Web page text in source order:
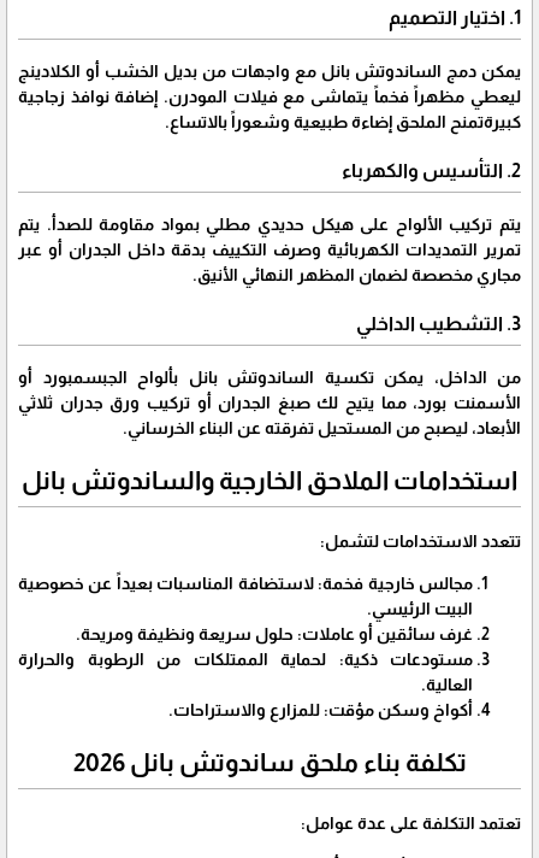
​1. اختيار التصميم
​يمكن دمج الساندوتش بانل مع واجهات من بديل الخشب أو الكلادينج
ليعطي مظهراً فخماً يتماشى مع فيلات المودرن. إضافة نوافذ زجاجية
كبيرةتمنح الملحق إضاءة طبيعية وشعوراً بالاتساع.
​2. التأسيس والكهرباء
​يتم تركيب الألواح على هيكل حديدي مطلي بمواد مقاومة للصدأ. يتم
تمرير التمديدات الكهربائية وصرف التكييف بدقة داخل الجدران أو عبر
مجاري مخصصة لضمان المظهر النهائي الأنيق.
​3. التشطيب الداخلي
​من الداخل، يمكن تكسية الساندوتش بانل بألواح الجبسمبورد أو
الأسمنت بورد، مما يتيح لك صبغ الجدران أو تركيب ورق جدران ثلاثي
الأبعاد، ليصبح من المستحيل تفرقته عن البناء الخرساني.
​استخدامات الملاحق الخارجية والساندوتش بانل
​تتعدد الاستخدامات لتشمل:
​مجالس خارجية فخمة: لاستضافة المناسبات بعيداً عن خصوصية
البيت الرئيسي.
​غرف سائقين أو عاملات: حلول سريعة ونظيفة ومريحة.
​مستودعات ذكية: لحماية الممتلكات من الرطوبة والحرارة
العالية.
​أكواخ وسكن مؤقت: للمزارع والاستراحات.
​تكلفة بناء ملحق ساندوتش بانل 2026
​تعتمد التكلفة على عدة عوامل: